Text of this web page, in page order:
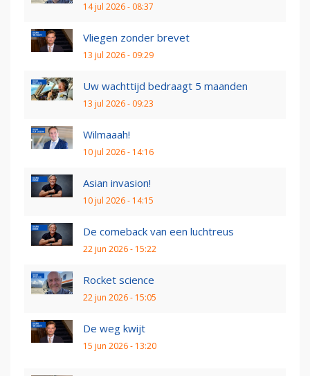
14 jul 2026 - 08:37
Vliegen zonder brevet
13 jul 2026 - 09:29
Uw wachttijd bedraagt 5 maanden
13 jul 2026 - 09:23
Wilmaaah!
10 jul 2026 - 14:16
Asian invasion!
10 jul 2026 - 14:15
De comeback van een luchtreus
22 jun 2026 - 15:22
Rocket science
22 jun 2026 - 15:05
De weg kwijt
15 jun 2026 - 13:20